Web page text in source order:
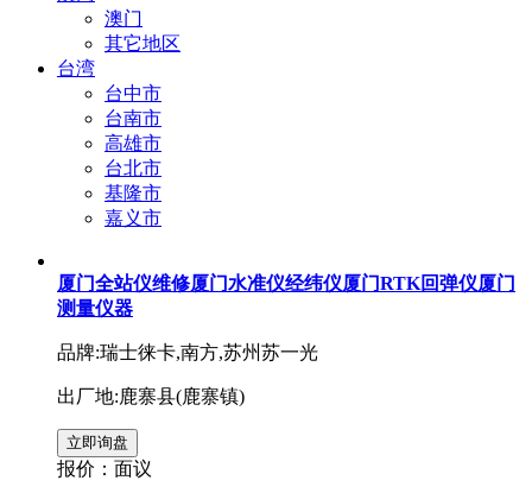
澳门
其它地区
台湾
台中市
台南市
高雄市
台北市
基隆市
嘉义市
厦门全站仪维修厦门水准仪经纬仪厦门RTK回弹仪厦门
测量仪器
品牌:瑞士徕卡,南方,苏州苏一光
出厂地:鹿寨县(鹿寨镇)
报价： 面议